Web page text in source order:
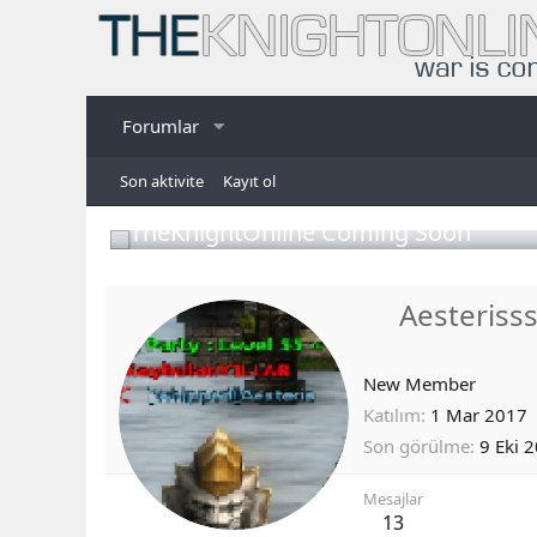
Forumlar
Son aktivite Kayıt ol
TheKnightOnline Coming Soon
Aesterisss
New Member
Katılım 1 Mar 2017
Son görülme 9 Eki
Mesajlar
13